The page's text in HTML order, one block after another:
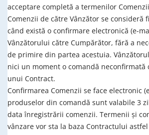
acceptare completă a termenilor
Comenzii de către Vânzător se consideră
când există o confirmare electronică (e-
Vânzătorului către Cumpărător, fără a
de primire din partea acestuia.
nici un moment o comandă neconfirmată
unui Contract.
Confirmarea Comenzii se face electronic
produselor din comandă sunt valabile 3
data înregistrării comenzii. Termenii și
vânzare vor sta la baza Contractului